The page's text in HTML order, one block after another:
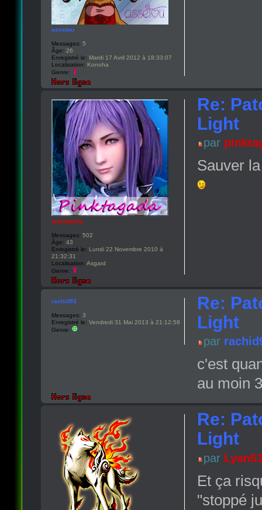
assetou
Messages: 5
Âge: 26
Enregistré le: Mardi 17 Avril 2012 à 18:33:07
Localisation: Konoha
Genre:
Re:
Light
par
Sauver
pinktagada
Messages: 502
Âge: 43
Enregistré le: Lundi 22 Novembre 2010 à
21:32:31
Localisation: Asgard
Genre:
Re:
Light
par
c'est
au moin
rachid93
Messages: 3
Enregistré le: Vendredi 31 Mai 2013 à 21:12:58
Genre:
Re:
Light
par
Et ça
"stoppé